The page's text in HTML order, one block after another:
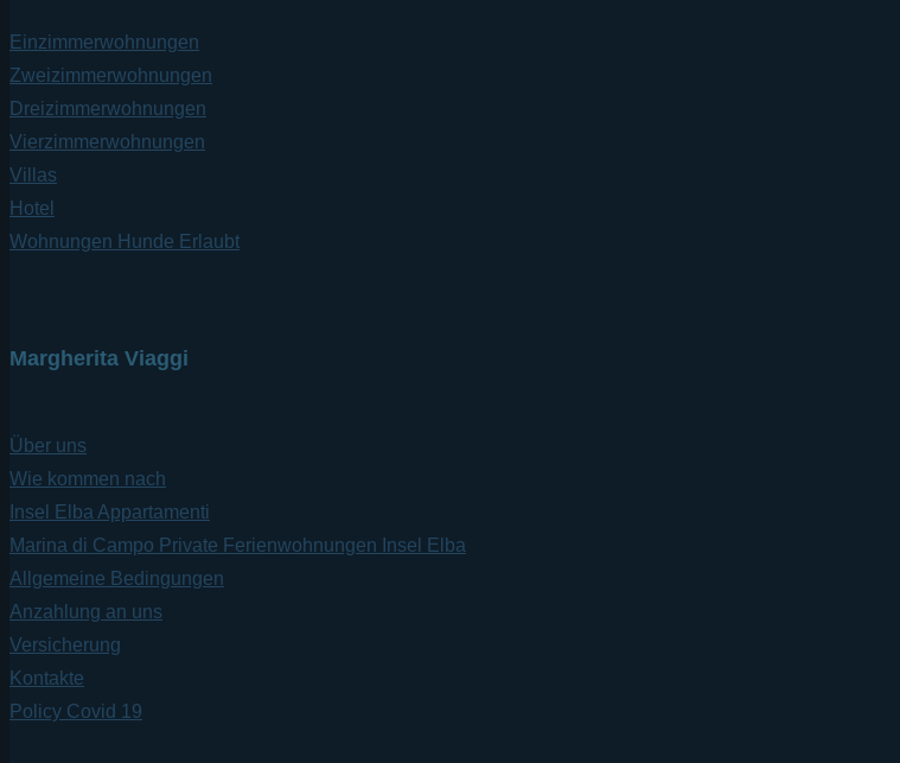
Einzimmerwohnungen
Zweizimmerwohnungen
Dreizimmerwohnungen
Vierzimmerwohnungen
Villas
Hotel
Wohnungen Hunde Erlaubt
Margherita Viaggi
Über uns
Wie kommen nach
Insel Elba Appartamenti
Marina di Campo Private Ferienwohnungen Insel Elba
Allgemeine Bedingungen
Anzahlung an uns
Versicherung
Kontakte
Policy Covid 19